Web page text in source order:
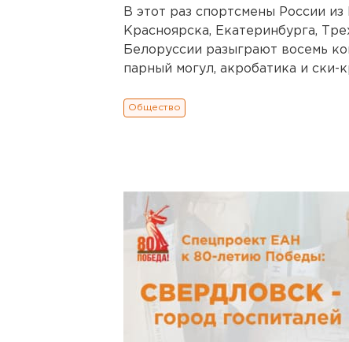
В этот раз спортсмены России
Красноярска, Екатеринбурга,
Белоруссии разыграют восемь
парный могул, акробатика и ски-
Общество